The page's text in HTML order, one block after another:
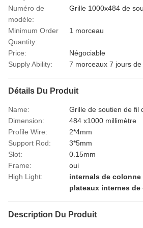
Numéro de
modèle:
Grille 1000x484 de
Minimum Order
Quantity:
1 morceau
Price:
Négociable
Supply Ability:
7 morceaux 7 jours
Détails Du Produit
Name:
Grille de soutien de fil
Dimension:
484 x1000 millimètre
Profile Wire:
2*4mm
Support Rod:
3*5mm
Slot:
0.15mm
Frame:
oui
High Light:
internals de
plateaux internes de
Description Du Produit